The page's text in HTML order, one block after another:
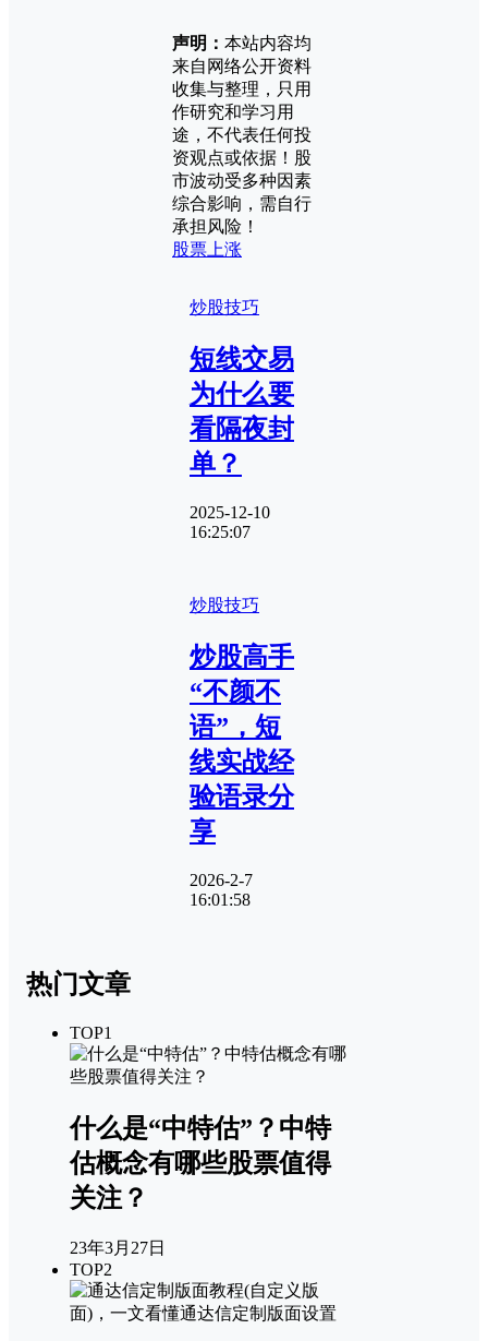
声明： 本站内容均
来自网络公开资料
收集与整理，只用
作研究和学习用
途，不代表任何投
资观点或依据！股
市波动受多种因素
综合影响，需自行
承担风险！
股票上涨
炒股技巧
短线交易
为什么要
看隔夜封
单？
2025-12-10
16:25:07
炒股技巧
炒股高手
“不颜不
语”，短
线实战经
验语录分
享
2026-2-7
16:01:58
热门文章
TOP1
什么是“中特估”？中特
估概念有哪些股票值得
关注？
23年3月27日
TOP2